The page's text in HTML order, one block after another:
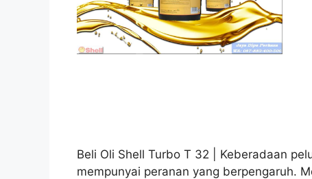
Beli Oli Shell Turbo T 32 | Keberadaan
mempunyai peranan yang berpengaruh.